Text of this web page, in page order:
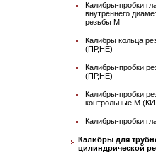
Калибры-пробки
внутреннего
резьбы М
Калибры кольца
(ПР,НЕ)
Калибры-пробки
(ПР,НЕ)
Калибры-пробки
контрольные М
Калибры-пробки
Калибры для
цилиндрической